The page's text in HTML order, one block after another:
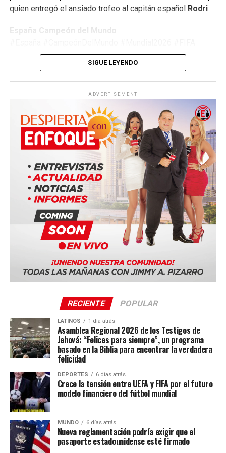
quien entregó el ansiado trofeo al capitán español Rodri
España Campeón del Mundo
#Argentina #Fútbol #LaRoja #WorldCup2026
#JimmyPizarro #EnfoqueNow
SIGUE LEYENDO
ADVERTISEMENT
RECIENTE POPULAR
LATINOS 1 día atrás
Asamblea Regional 2026 de los Testigos de
Jehová: “Felices para siempre”, un programa
basado en la Biblia para encontrar la verdadera
felicidad
DEPORTES 6 días atrás
Crece la tensión entre UEFA y FIFA por el futuro
modelo financiero del fútbol mundial
MUNDO 6 días atrás
Nueva reglamentación podría exigir que el
pasaporte estadounidense esté firmado